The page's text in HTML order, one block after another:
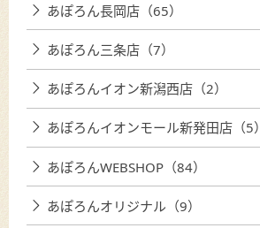
あぽろん長岡店（65）
あぽろん三条店（7）
あぽろんイオン新潟西店（2）
あぽろんイオンモール新発田店（5）
あぽろんWEBSHOP（84）
あぽろんオリジナル（9）